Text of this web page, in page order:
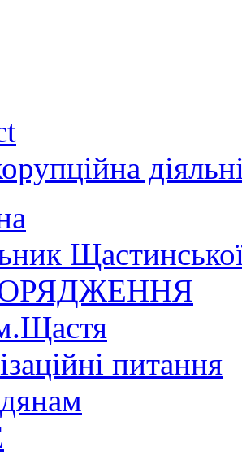
питання